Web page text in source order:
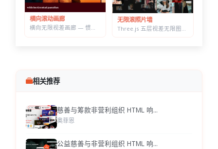
横向滚动画廊
横向无限视差画廊 — 惯性滚动自动吸附居中，纯原生 JS 实现
无限滚照片墙
Three.js 五层视差无限图片墙 — 拖拽惯性滑动，滚轮加速的横向画廊
相关推荐
慈善与筹款非营利组织 HTML 响...
奥菲恩
公益慈善与非营利组织 HTML 响...